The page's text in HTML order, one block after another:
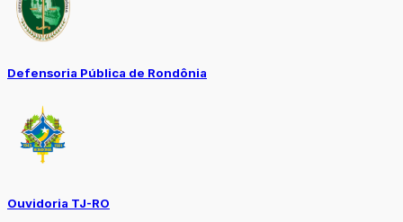
Defensoria Pública de Rondônia
Ouvidoria TJ-RO